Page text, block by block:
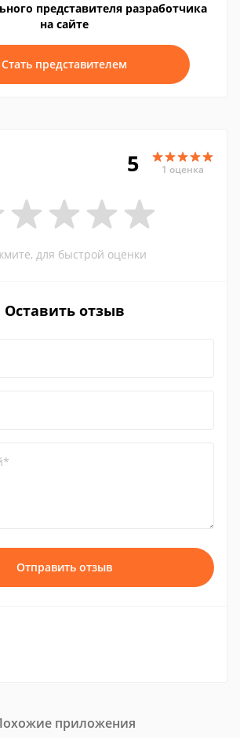
представителя разработчика
на сайте
Стать представителем
5 1 оценка
для быстрой оценки
Оставить отзыв
Отправить отзыв
приложения